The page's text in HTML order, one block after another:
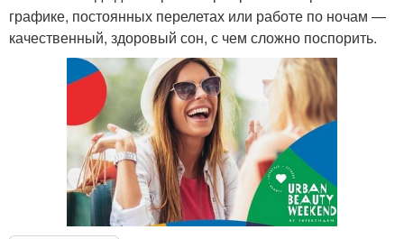
графике, постоянных перелетах или работе по ночам —
качественный, здоровый сон, с чем сложно поспорить.